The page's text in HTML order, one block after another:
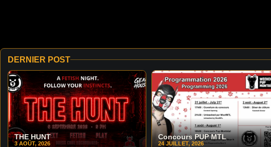
DERNIER POST
THE HUNT
3 AOÛT, 2026
Concours PUP MTL
24 JUILLET, 2026